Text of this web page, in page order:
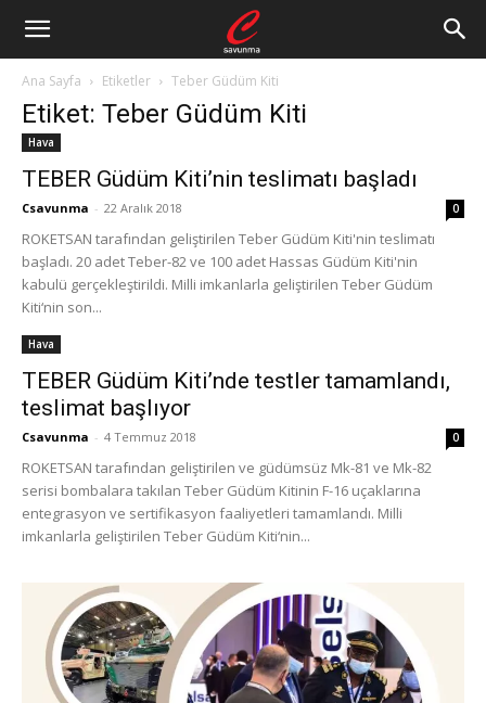
Ana Sayfa Etiketler Teber Güdüm Kiti
Etiket: Teber Güdüm Kiti
Hava
TEBER Güdüm Kiti’nin teslimatı başladı
Csavunma - 22 Aralık 2018 0
ROKETSAN tarafından geliştirilen Teber Güdüm Kiti'nin teslimatı
başladı. 20 adet Teber-82 ve 100 adet Hassas Güdüm Kiti'nin
kabulü gerçekleştirildi. Milli imkanlarla geliştirilen Teber Güdüm
Kiti‘nin son...
Hava
TEBER Güdüm Kiti’nde testler tamamlandı,
teslimat başlıyor
Csavunma - 4 Temmuz 2018 0
ROKETSAN tarafından geliştirilen ve güdümsüz Mk-81 ve Mk-82
serisi bombalara takılan Teber Güdüm Kitinin F-16 uçaklarına
entegrasyon ve sertifikasyon faaliyetleri tamamlandı. Milli
imkanlarla geliştirilen Teber Güdüm Kiti‘nin...